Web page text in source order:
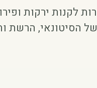
לקנות ירקות
הסיטונאי, הרשת